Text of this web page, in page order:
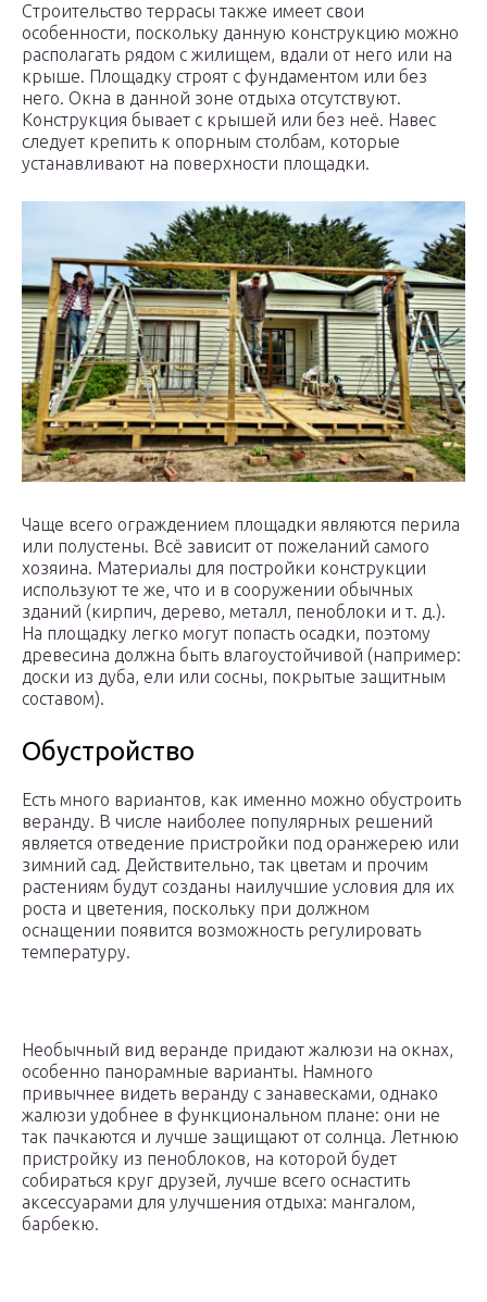
Строительство террасы также имеет свои
особенности, поскольку данную конструкцию можно
располагать рядом с жилищем, вдали от него или на
крыше. Площадку строят с фундаментом или без
него. Окна в данной зоне отдыха отсутствуют.
Конструкция бывает с крышей или без неё. Навес
следует крепить к опорным столбам, которые
устанавливают на поверхности площадки.
Чаще всего ограждением площадки являются перила
или полустены. Всё зависит от пожеланий самого
хозяина. Материалы для постройки конструкции
используют те же, что и в сооружении обычных
зданий (кирпич, дерево, металл, пеноблоки и т. д.).
На площадку легко могут попасть осадки, поэтому
древесина должна быть влагоустойчивой (например:
доски из дуба, ели или сосны, покрытые защитным
составом).
Обустройство
Есть много вариантов, как именно можно обустроить
веранду. В числе наиболее популярных решений
является отведение пристройки под оранжерею или
зимний сад. Действительно, так цветам и прочим
растениям будут созданы наилучшие условия для их
роста и цветения, поскольку при должном
оснащении появится возможность регулировать
температуру.
Необычный вид веранде придают жалюзи на окнах,
особенно панорамные варианты. Намного
привычнее видеть веранду с занавесками, однако
жалюзи удобнее в функциональном плане: они не
так пачкаются и лучше защищают от солнца. Летнюю
пристройку из пеноблоков, на которой будет
собираться круг друзей, лучше всего оснастить
аксессуарами для улучшения отдыха: мангалом,
барбекю.